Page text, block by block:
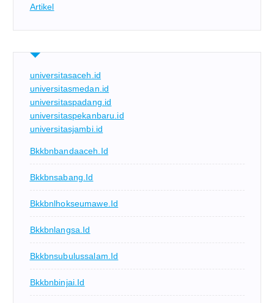
Artikel
universitasaceh.id
universitasmedan.id
universitaspadang.id
universitaspekanbaru.id
universitasjambi.id
Bkkbnbandaaceh.id
Bkkbnsabang.id
Bkkbnlhokseumawe.id
Bkkbnlangsa.id
Bkkbnsubulussalam.id
Bkkbnbinjai.id